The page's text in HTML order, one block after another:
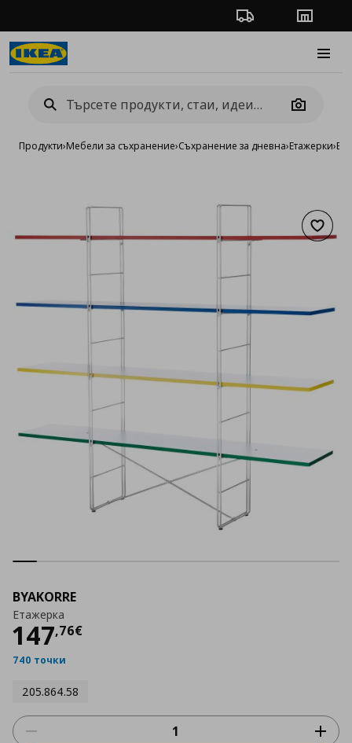
Проследяване на
Camera
Продукти›Мебели за съхранение›Съхранение за дневна›Етажерки›
BYAKORRE
Етажерка
147,76€
Цена
740 точки
205.864.58